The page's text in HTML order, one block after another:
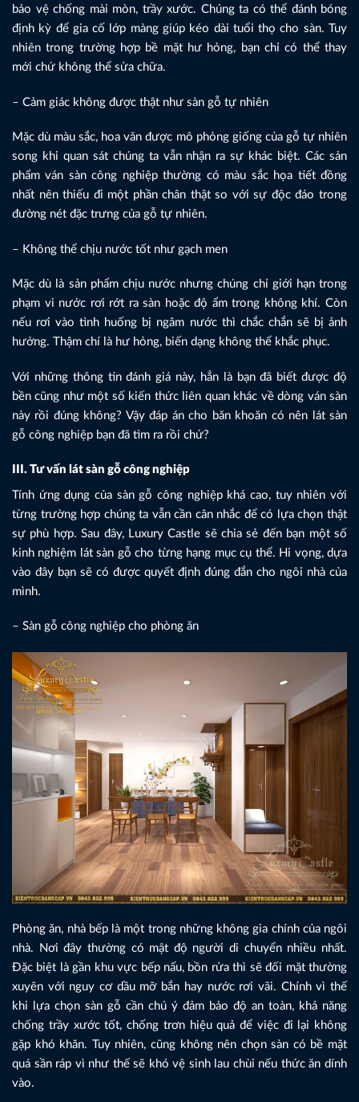
bảo vệ chống mài mòn, trầy xước. Chúng ta có thể đánh bóng
định kỳ để gia cố lớp màng giúp kéo dài tuổi thọ cho sàn. Tuy
nhiên trong trường hợp bề mặt hư hỏng, bạn chỉ có thể thay
mới chứ không thể sửa chữa.
– Cảm giác không được thật như sàn gỗ tự nhiên
Mặc dù màu sắc, hoa văn được mô phỏng giống của gỗ tự nhiên
song khi quan sát chúng ta vẫn nhận ra sự khác biệt. Các sản
phẩm ván sàn công nghiệp thường có màu sắc họa tiết đồng
nhất nên thiếu đi một phần chân thật so với sự độc đáo trong
đường nét đặc trưng của gỗ tự nhiên.
– Không thể chịu nước tốt như gạch men
Mặc dù là sản phẩm chịu nước nhưng chúng chỉ giới hạn trong
phạm vi nước rơi rớt ra sàn hoặc độ ẩm trong không khí. Còn
nếu rơi vào tình huống bị ngâm nước thì chắc chắn sẽ bị ảnh
hưởng. Thậm chí là hư hỏng, biến dạng không thể khắc phục.
Với những thông tin đánh giá này, hẳn là bạn đã biết được độ
bền cũng như một số kiến thức liên quan khác về dòng ván sàn
này rồi đúng không? Vậy đáp án cho băn khoăn có nên lát sàn
gỗ công nghiệp bạn đã tìm ra rồi chứ?
III. Tư vấn lát sàn gỗ công nghiệp
Tính ứng dụng của sàn gỗ công nghiệp khá cao, tuy nhiên với
từng trường hợp chúng ta vẫn cần cân nhắc để có lựa chọn thật
sự phù hợp. Sau đây, Luxury Castle sẽ chia sẻ đến bạn một số
kinh nghiệm lát sàn gỗ cho từng hạng mục cụ thể. Hi vọng, dựa
vào đây bạn sẽ có được quyết định đúng đắn cho ngôi nhà của
mình.
– Sàn gỗ công nghiệp cho phòng ăn
Phòng ăn, nhà bếp là một trong những không gia chính của ngôi
nhà. Nơi đây thường có mật độ người di chuyển nhiều nhất.
Đặc biệt là gần khu vực bếp nấu, bồn rửa thì sẽ đối mặt thường
xuyên với nguy cơ dầu mỡ bắn hay nước rơi vãi. Chính vì thế
khi lựa chọn sàn gỗ cần chú ý đảm bảo độ an toàn, khả năng
chống trầy xước tốt, chống trơn hiệu quả để việc đi lại không
gặp khó khăn. Tuy nhiên, cũng không nên chọn sàn có bề mặt
quá sần ráp vì như thế sẽ khó vệ sinh lau chùi nếu thức ăn dính
vào.